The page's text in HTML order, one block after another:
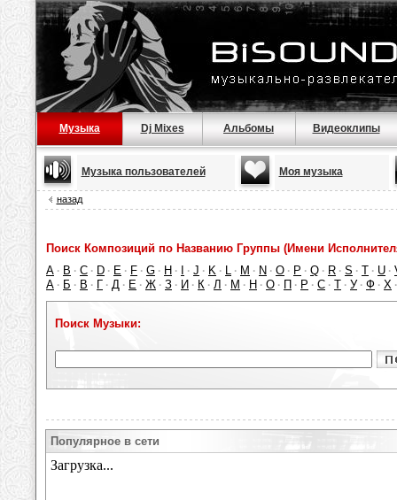
Музыка Dj Mixes Альбомы Видеоклипы
Музыка пользователей Моя музыка
назад
Поиск Композиций по Названию Группы (Имени
A · B · C · D · E · F · G · H · · J · K · L · M · N · O · P · Q · R · S · T · U ·
А · Б · В · Г · Д · Е · Ж · З · И · К · Л · М · Н · О · П · Р · С · Т · У · Ф · Х
Поиск Музыки:
Популярное в сети